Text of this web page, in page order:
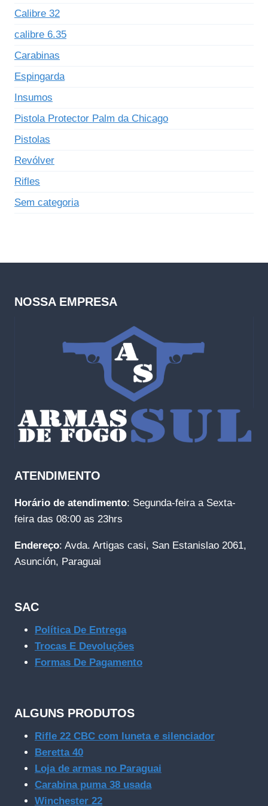
Calibre 32
calibre 6.35
Carabinas
Espingarda
Insumos
Pistola Protector Palm da Chicago
Pistolas
Revólver
Rifles
Sem categoria
NOSSA EMPRESA
ATENDIMENTO
Horário de atendimento: Segunda-feira a Sexta-
feira das 08:00 as 23hrs
Endereço: Avda. Artigas casi, San Estanislao 2061,
Asunción, Paraguai
SAC
Política De Entrega
Trocas E Devoluções
Formas De Pagamento
ALGUNS PRODUTOS
Rifle 22 CBC com luneta e silenciador
Beretta 40
Loja de armas no Paraguai
Carabina puma 38 usada
Winchester 22